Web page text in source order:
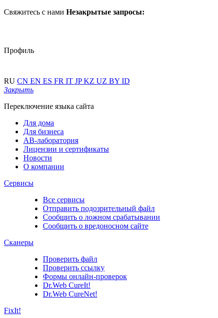
Свяжитесь с нами Незакрытые запросы:
Профиль
RU CN EN ES FR IT JPKZ UZ BY ID
Закрыть
Переключение языка сайта
Для дома
Для бизнеса
АВ-лаборатория
Лицензии и сертификаты
Новости
О компании
Сервисы
Все сервисы
Отправить подозрительный файл
Сообщить о ложном срабатывании
Сообщить о вредоносном сайте
Сканеры
Проверить файл
Проверить ссылку
Формы онлайн-проверок
Dr.Web CureIt!
Dr.Web CureNet!
FixIt!